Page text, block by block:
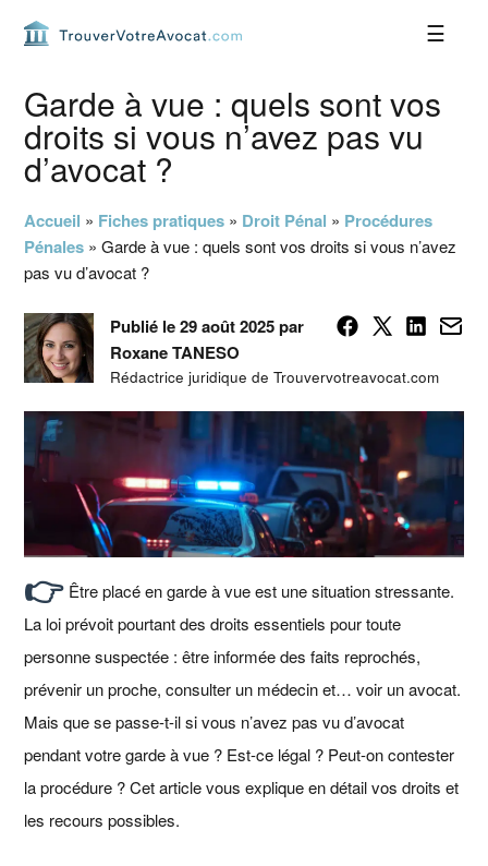
navigation
principale
principal
barre
latérale
principale
pageGarde à vue : quels sont vos
droits si vous n’avez pas vu
d’avocat ?
Accueil » Fiches pratiques » Droit Pénal » Procédures
Pénales »Garde à vue : quels sont vos droits si vous n’avez
pas vu d’avocat ?
Publié le 29 août 2025 par
Roxane TANESO
Rédactrice juridique de Trouvervotreavocat.com
👉 Être placé en garde à vue est une situation stressante.
La loi prévoit pourtant des droits essentiels pour toute
personne suspectée : être informée des faits reprochés,
prévenir un proche, consulter un médecin et… voir un avocat.
Mais que se passe-t-il si vous n’avez pas vu d’avocat
pendant votre garde à vue ? Est-ce légal ? Peut-on contester
la procédure ? Cet article vous explique en détail vos droits et
les recours possibles.